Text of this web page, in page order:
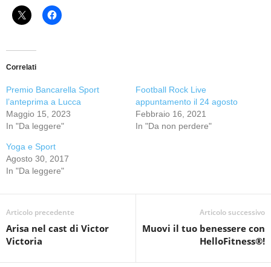
Correlati
Premio Bancarella Sport
l’anteprima a Lucca
Maggio 15, 2023
In "Da leggere"
Football Rock Live
appuntamento il 24 agosto
Febbraio 16, 2021
In "Da non perdere"
Yoga e Sport
Agosto 30, 2017
In "Da leggere"
Articolo precedente
Arisa nel cast di Victor
Victoria
Articolo successivo
Muovi il tuo benessere con
HelloFitness®!